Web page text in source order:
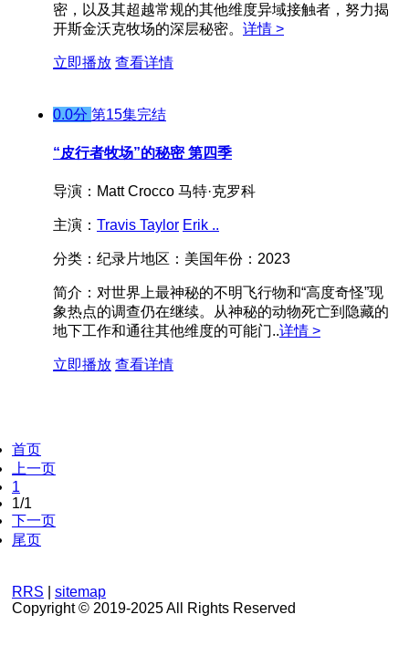
密，以及其超越常规的其他维度异域接触者，努力揭
开斯金沃克牧场的深层秘密。 详情 >
立即播放 查看详情
0.0分 第15集完结
“皮行者牧场”的秘密 第四季
导演： Matt Crocco 马特·克罗科
主演： Travis Taylor Erik ..
分类： 纪录片地区： 美国年份： 2023
简介： 对世界上最神秘的不明飞行物和“高度奇怪”现
象热点的调查仍在继续。从神秘的动物死亡到隐藏的
地下工作和通往其他维度的可能门..详情 >
立即播放 查看详情
首页
上一页
1
1/1
下一页
尾页
RRS
sitemap
Copyright © 2019-2025 All Rights Reserved